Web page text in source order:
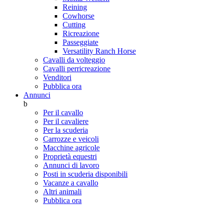
Reining
Cowhorse
Cutting
Ricreazione
Passeggiate
Versatility Ranch Horse
Cavalli da volteggio
Cavalli perricreazione
Venditori
Pubblica ora
Annunci
b
Per il cavallo
Per il cavaliere
Per la scuderia
Carrozze e veicoli
Macchine agricole
Proprietà equestri
Annunci di lavoro
Posti in scuderia disponibili
Vacanze a cavallo
Altri animali
Pubblica ora